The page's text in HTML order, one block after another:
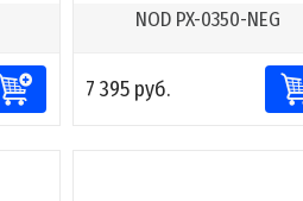
NOD PX-0350-NEG
7 395 руб.